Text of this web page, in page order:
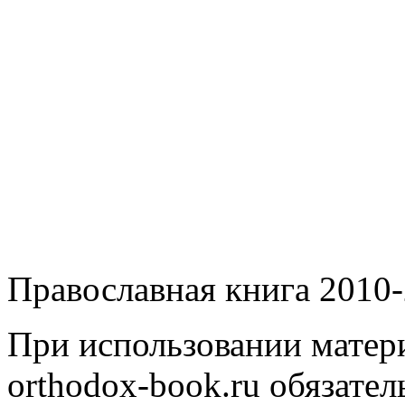
Православная книга
При использовании
orthodox-book.ru